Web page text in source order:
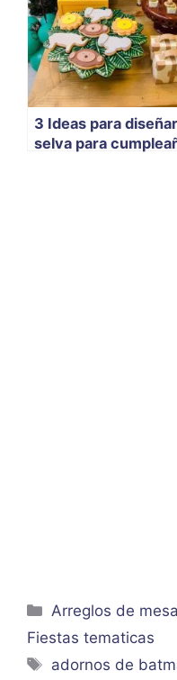
3 Ideas para
selva para
Categorías
Arreglos de mesa
Fiestas tematicas
Etiquetas
adornos de